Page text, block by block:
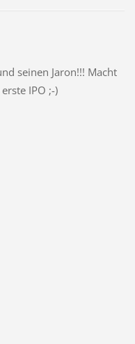
seinen Jaron!!! Macht
IPO ;-)